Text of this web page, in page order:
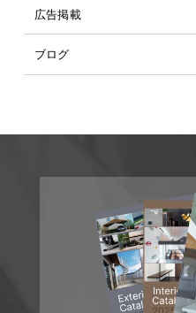
広告掲載
ブログ